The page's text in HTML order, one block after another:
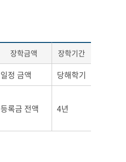
장학금액 장학기간
일정 금액 당해학기
등록금 전액 4년